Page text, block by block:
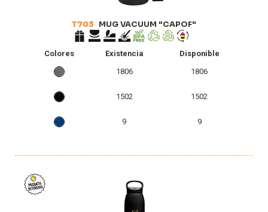
T703 MUG VACUUM "CAPOF"
Colores Existencia
Disponible
1806
1806
1502 1502
9 9